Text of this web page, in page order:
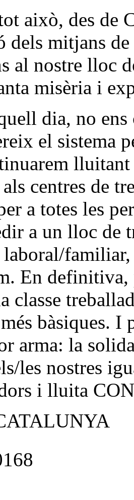
això, des de
dels mitjans
al nostre lloc
misèria i
dia, no
el sistema
centres de
a totes les
a un lloc de
En
classe
bàsiques.
arma: la
les nostres
i lluita